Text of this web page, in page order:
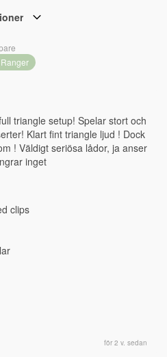
triangle setup! Spelar stort och
Klart fint triangle ljud ! Dock
! Väldigt seriösa lådor, ja anser
inget
clips
för 2 v. sedan